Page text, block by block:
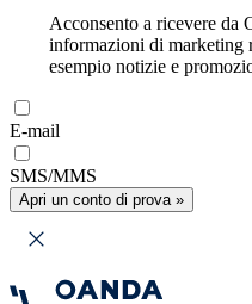
Acconsento a ricevere
informazioni di marketing
esempio notizie e
E-mail
SMS/MMS
Apri un conto di prova »